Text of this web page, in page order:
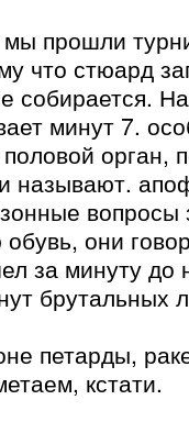
прошли
что стюард
собирается.
минут 7.
орган,
называют.
вопросы
они
за минуту до
брутальных
петарды,
кстати.